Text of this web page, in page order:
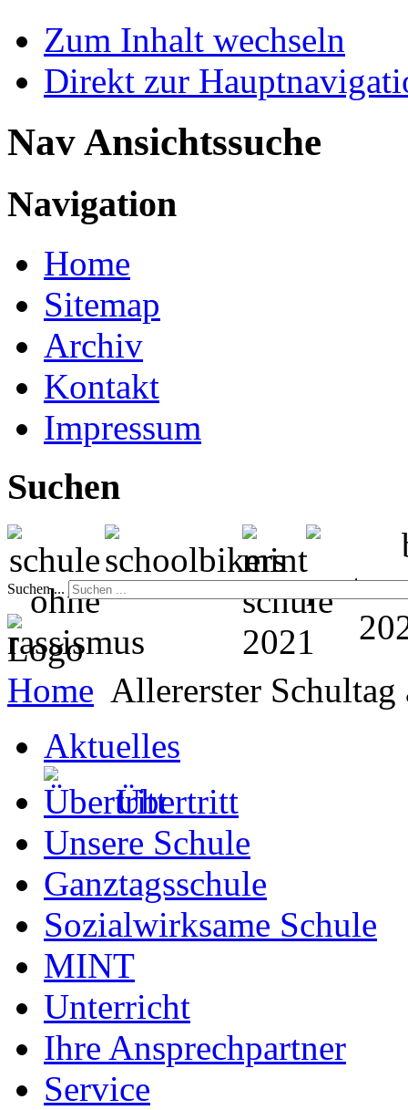
Zum Inhalt wechseln
Direkt zur
Nav Ansichtssuche
Navigation
Home
Sitemap
Archiv
Kontakt
Impressum
Suchen
Suchen ...
Home Allererster Schultag
Aktuelles
Übertritt
Unsere Schule
Ganztagsschule
Sozialwirksame Schule
MINT
Unterricht
Ihre Ansprechpartner
Service